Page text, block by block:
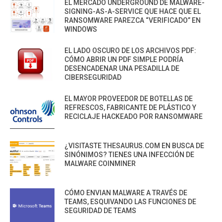
EL MERCADO UNDERGROUND DE MALWARE-
SIGNING-AS-A-SERVICE QUE HACE QUE EL
RANSOMWARE PAREZCA “VERIFICADO” EN
WINDOWS
EL LADO OSCURO DE LOS ARCHIVOS PDF:
CÓMO ABRIR UN PDF SIMPLE PODRÍA
DESENCADENAR UNA PESADILLA DE
CIBERSEGURIDAD
EL MAYOR PROVEEDOR DE BOTELLAS DE
REFRESCOS, FABRICANTE DE PLÁSTICO Y
RECICLAJE HACKEADO POR RANSOMWARE
¿VISITASTE THESAURUS.COM EN BUSCA DE
SINÓNIMOS? TIENES UNA INFECCIÓN DE
MALWARE COINMINER
CÓMO ENVIAN MALWARE A TRAVÉS DE
TEAMS, ESQUIVANDO LAS FUNCIONES DE
SEGURIDAD DE TEAMS